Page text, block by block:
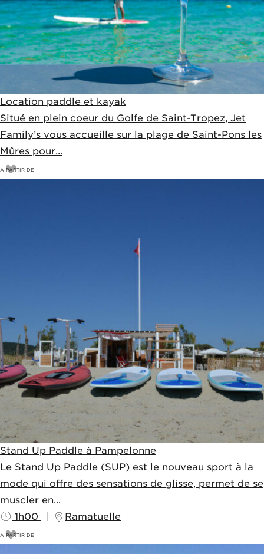
Location paddle et kayak
Situé en plein coeur du Golfe de Saint-Tropez, Jet
Family’s vous accueille sur la plage de Saint-Pons les
Mûres pour...
A PARTIR DE
Stand Up Paddle à Pampelonne
Le Stand Up Paddle (SUP) est le nouveau sport à la
mode qui offre des sensations de glisse, permet de se
muscler en...
1h00
Ramatuelle
A PARTIR DE